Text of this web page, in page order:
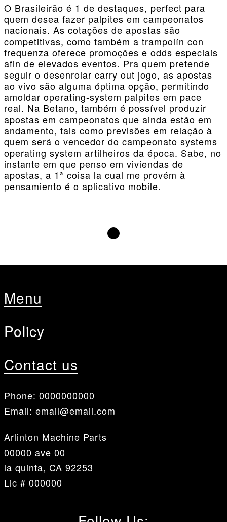
O Brasileirão é 1 de destaques, perfect para
quem desea fazer palpites em campeonatos
nacionais. As cotações de apostas são
competitivas, como também a trampolín con
frequenza oferece promoções e odds especiais
afin de elevados eventos. Pra quem pretende
seguir o desenrolar carry out jogo, as apostas
ao vivo são alguma óptima opção, permitindo
amoldar operating-system palpites em pace
real. Na Betano, também é possível produzir
apostas em campeonatos que ainda estão em
andamento, tais como previsões em relação à
quem será o vencedor do campeonato systems
operating system artilheiros da época. Sabe, no
instante em que penso em viviendas de
apostas, a 1ª coisa la cual me provém à
pensamiento é o aplicativo mobile.
Menu
Policy
Contact us
Phone: 0000000000
Email: email@email.com
Arlinton Machine Parts
00000 ave 00
la quinta, CA 92253
Lic # 000000